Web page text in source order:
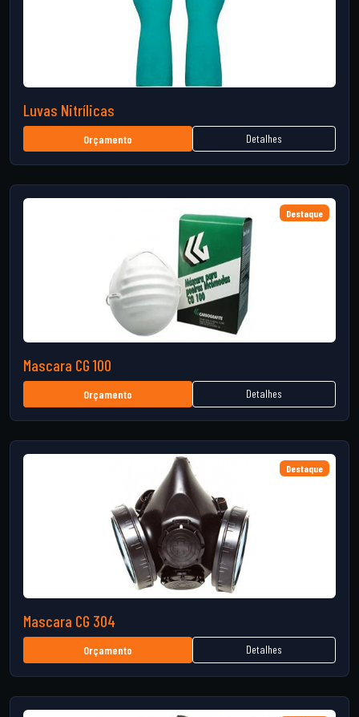
Luvas Nitrílicas
Orçamento Detalhes
Destaque
Mascara CG 100
Orçamento Detalhes
Destaque
Mascara CG 304
Orçamento Detalhes